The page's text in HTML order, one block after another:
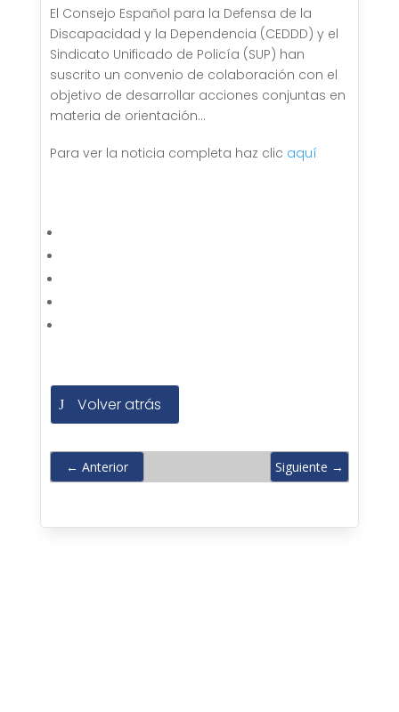
El Consejo Español para la Defensa de la
Discapacidad y la Dependencia (CEDDD) y el
Sindicato Unificado de Policía (SUP) han
suscrito un convenio de colaboración con el
objetivo de desarrollar acciones conjuntas en
materia de orientación…
Para ver la noticia completa haz clic aquí
Volver atrás
← Anterior Siguiente →